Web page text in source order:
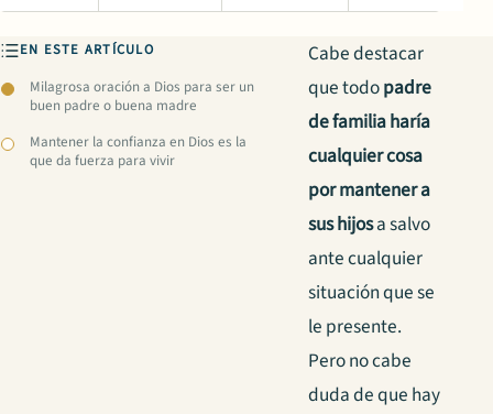
EN ESTE ARTÍCULO
Milagrosa oración a Dios para ser un
buen padre o buena madre
Mantener la confianza en Dios es la
que da fuerza para vivir
Cabe destacar
que todopadre
de familia haría
cualquier cosa
por mantener a
sus hijosa salvo
ante cualquier
situación que se
le presente.
Pero no cabe
duda de que hay